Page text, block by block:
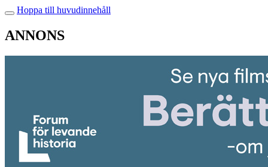
Hoppa till huvudinnehåll
ANNONS